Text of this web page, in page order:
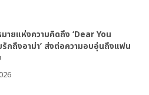
ายแห่งความคิดถึง ‘Dear You
กถึงอาม่า’ ส่งต่อความอบอุ่นถึงแฟน